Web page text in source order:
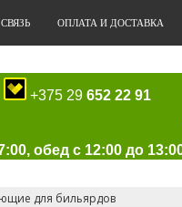
ОПЛАТА И ДОСТАВКА
+375 29 652 22 91
обед с 12:00 до
для бильярдов